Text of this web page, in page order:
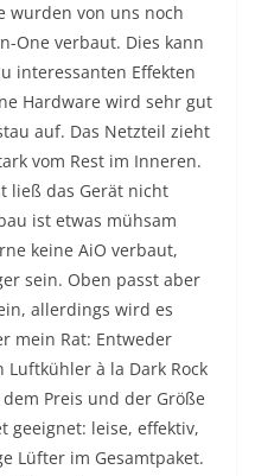
wurden von uns noch
One verbaut. Dies kann
interessanten Effekten
Hardware wird sehr gut
auf. Das Netzteil zieht
vom Rest im Inneren.
ließ das Gerät nicht
ist etwas mühsam
keine AiO verbaut,
sein. Oben passt aber
allerdings wird es
mein Rat: Entweder
à la Dark Rock
dem Preis und der Größe
geeignet: leise, effektiv,
Lüfter im Gesamtpaket.